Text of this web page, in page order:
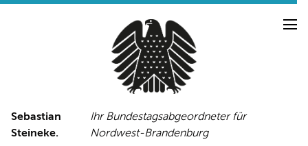
Sebastian
Steineke.
Ihr Bundestagsabgeordneter für
Nordwest-Brandenburg
NEUIGKEITEN